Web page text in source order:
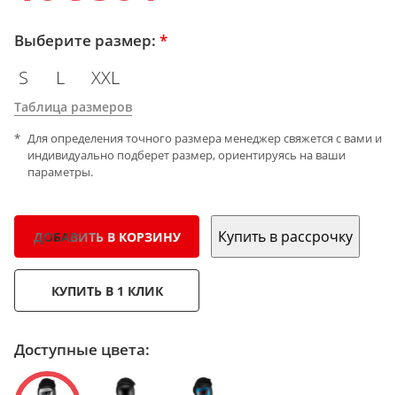
Выберите размер: *
S L XXL
Таблица размеров
Для определения точного размера менеджер свяжется с вами и
индивидуально подберет размер, ориентируясь на ваши
параметры.
ДОБАВИТЬ В КОРЗИНУ Купить в рассрочку
КУПИТЬ В 1 КЛИК
Доступные цвета: